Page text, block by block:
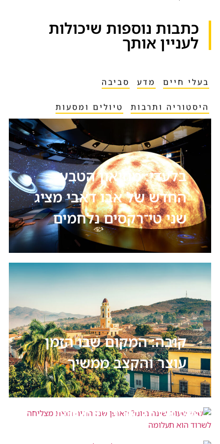
כתבות נוספות שיכולות
לעניין אותך​
בעלי חיים מדע סביבה
היסטוריה ותרבות טיולים ומסעות
בלעדי: מוזיאון הטבע
החדש של אבו דאבי מציג
שני טי־רקסים נלחמים
קובה: המקום שבו הזמן
עוצר והקצב ממשיך
שתי שעות שינה ביום? האופן שבו החיה
הזאת מצליחה לשרוד הוא תעלומה
תיעוד נדיר: החוקרים צפו בלידת לווייתן